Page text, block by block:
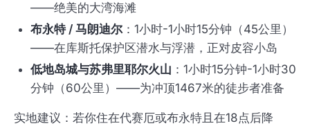
——绝美的大湾海滩
布永特 / 马朗迪尔 ：1小时-1小时15分钟（45公里）
——在库斯托保护区潜水与浮潜，正对皮容小岛
低地岛城与苏弗里耶尔火山 ：1小时15分钟-1小时30
分钟（60公里）——为冲顶1467米的徒步者准备
实地建议：若你住在代赛厄或布永特且在18点后降